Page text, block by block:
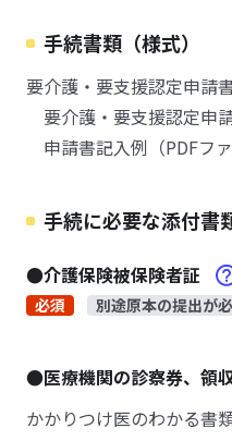
手続書類（様式）
要介護・要支援認定申請
要介護・要支援認定申
申請書記入例（PDFファ
手続に必要な添付書
●介護保険被保険者証
必須 別途原本の提出が
●医療機関の診察券、領
かかりつけ医のわかる書